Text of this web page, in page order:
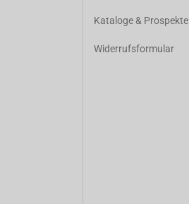
Kataloge & Prospekte
Widerrufsformular